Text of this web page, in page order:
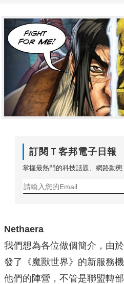
訂閱Ｔ客邦電子日報
掌握最熱門的科技話題、網路動態
Nethaera
我們想為各位做個簡介，由
發了《魔獸世界》的新服務
他們的陣營，不管是聯盟轉